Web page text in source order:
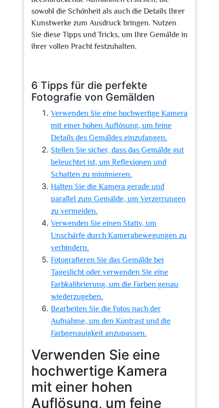
sowohl die Schönheit als auch die Details Ihrer
Kunstwerke zum Ausdruck bringen. Nutzen
Sie diese Tipps und Tricks, um Ihre Gemälde in
ihrer vollen Pracht festzuhalten.
6 Tipps für die perfekte
Fotografie von Gemälden
Verwenden Sie eine hochwertige Kamera
mit einer hohen Auflösung, um feine
Details des Gemäldes einzufangen.
Stellen Sie sicher, dass das Gemälde gut
beleuchtet ist, um Reflexionen und
Schatten zu minimieren.
Halten Sie die Kamera gerade und
parallel zum Gemälde, um Verzerrungen
zu vermeiden.
Verwenden Sie einen Stativ, um
Unschärfe durch Kamerabewegungen zu
verhindern.
Fotografieren Sie das Gemälde bei
Tageslicht oder verwenden Sie eine
Farbkalibrierung, um die Farben genau
wiederzugeben.
Bearbeiten Sie die Fotos nach der
Aufnahme, um den Kontrast und die
Farbgenauigkeit anzupassen.
Verwenden Sie eine
hochwertige Kamera
mit einer hohen
Auflösung, um feine